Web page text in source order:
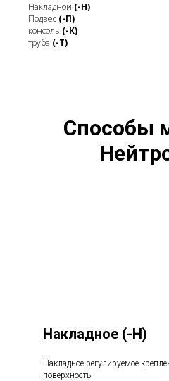
Накладной (-Н)
Подвес (-П)
консоль (-К)
труба (-Т)
Способы
Накладное (-Н)
Накладное регулируемое
поверхность